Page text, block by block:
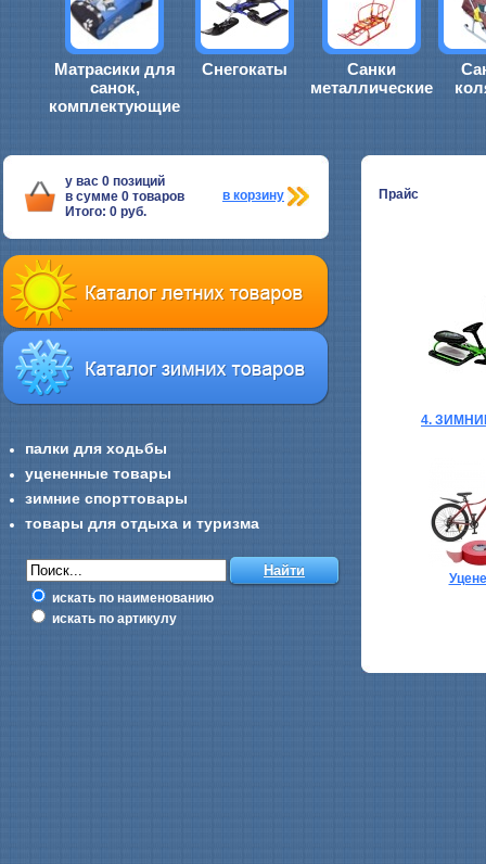
Матрасики для
санок,
комплектующие
Снегокаты
Санки
металлические
у вас 0 позиций
в сумме 0 товаров
Итого: 0 руб.
в корзину
палки для ходьбы
уцененные товары
зимние спорттовары
товары для отдыха и туризма
искать по наименованию
искать по артикулу
Прайс
4.